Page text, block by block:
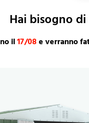
Hai bisogno
il17/08e verranno